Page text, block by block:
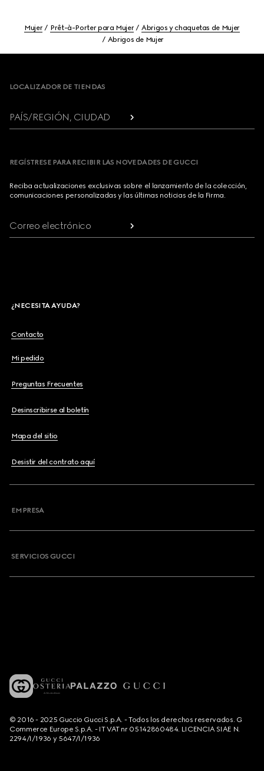
Mujer Prêt-à-Porter para Mujer
Abrigos y chaquetas de Mujer
Abrigos de Mujer
LOCALIZADOR DE TIENDAS
PAÍS/REGIÓN, CIUDAD
REGÍSTRESE PARA RECIBIR LAS NOVEDADES DE GUCCI
Reciba actualizaciones exclusivas sobre el lanzamiento de la colección,
comunicaciones personalizadas y las últimas noticias de la Firma.
Correo electrónico
¿NECESITA AYUDA?
Contacto
Mi pedido
Preguntas Frecuentes
Desinscribirse al boletín
Mapa del sitio
Desistir del contrato aquí
EMPRESA
SERVICIOS GUCCI
© 2016 - 2025 Guccio Gucci S.p.A. - Todos los derechos reservados. G
Commerce Europe S.p.A. - IT VAT nr 05142860484. LICENCIA SIAE N.
2294/I/1936 y 5647/I/1936